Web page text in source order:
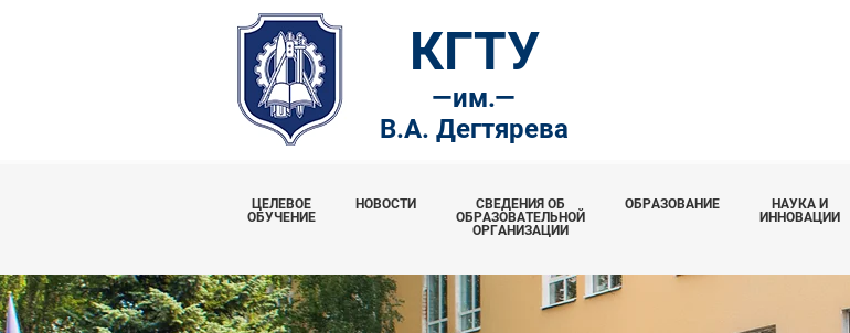
КГТУ
—им.—
В.А. Дегтярева
ЦЕЛЕВОЕ
ОБУЧЕНИЕ
НОВОСТИ
СВЕДЕНИЯ ОБ
ОБРАЗОВАТЕЛЬНОЙ
ОРГАНИЗАЦИИ
ОБРАЗОВАНИЕ
НАУКА И
ИННОВАЦИИ